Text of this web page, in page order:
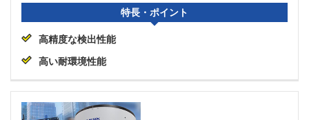
特長・ポイント
高精度な検出性能
高い耐環境性能